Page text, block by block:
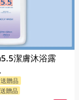
潔膚沐浴露
贈品
贈品